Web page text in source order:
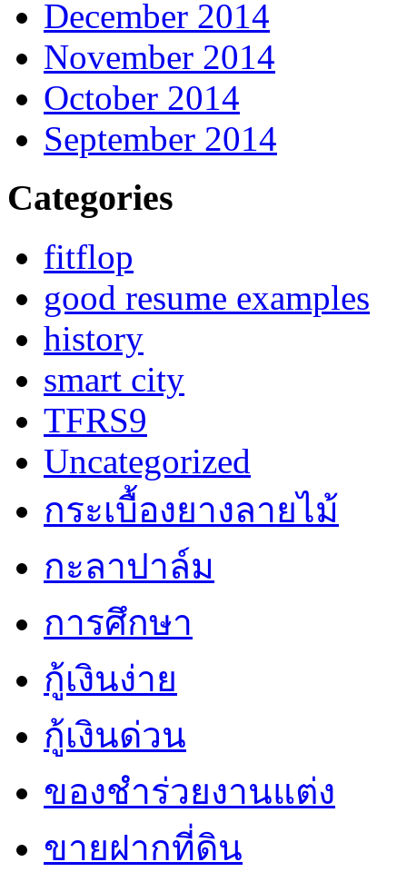
December 2014
November 2014
October 2014
September 2014
Categories
fitflop
good resume examples
history
smart city
TFRS9
Uncategorized
กระเบื้องยางลายไม้
กะลาปาล์ม
การศึกษา
กู้เงินง่าย
กู้เงินด่วน
ของชำร่วยงานแต่ง
ขายฝากที่ดิน